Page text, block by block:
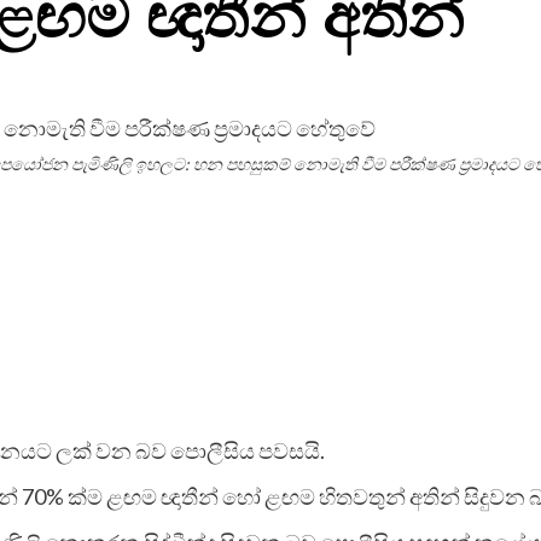
ඥාතීන් අතින්
පැමිණිලි ඉහලට: හන පහසුකම් නොමැති වීම පරීක්ෂණ ප්‍රමාදයට
ලක් වන බව පොලීසිය පවසයි.
ක්ම ළඟම ඥාතීන් හෝ ළඟම හිතවතුන් අතින් සිදුවන